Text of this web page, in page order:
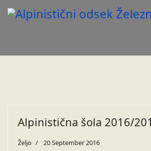
Alpinistična šola 2016/
Željo 20 September 2016